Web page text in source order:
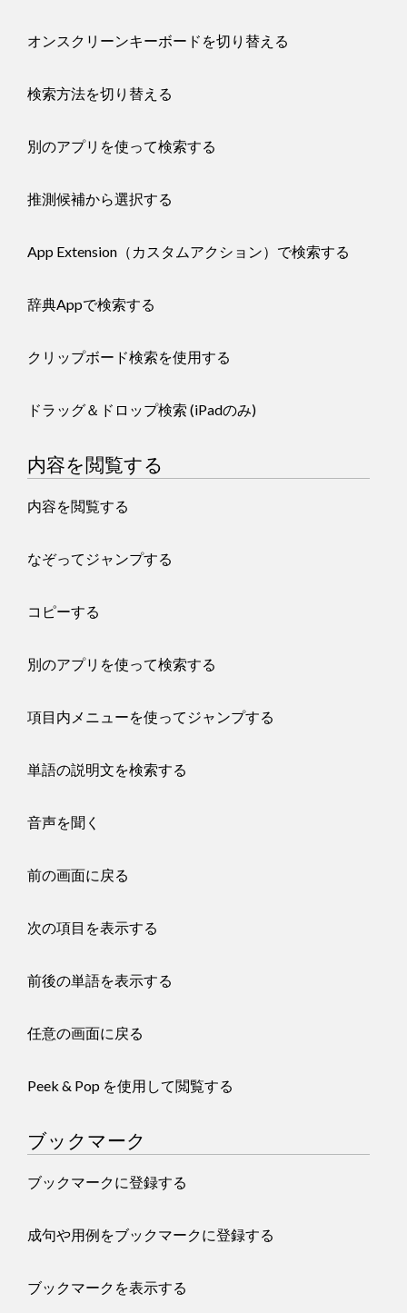
オンスクリーンキーボードを切り替える
検索方法を切り替える
別のアプリを使って検索する
推測候補から選択する
App Extension（カスタムアクション）で検索する
辞典Appで検索する
クリップボード検索を使用する
ドラッグ＆ドロップ検索 (iPadのみ)
内容を閲覧する
内容を閲覧する
なぞってジャンプする
コピーする
別のアプリを使って検索する
項目内メニューを使ってジャンプする
単語の説明文を検索する
音声を聞く
前の画面に戻る
次の項目を表示する
前後の単語を表示する
任意の画面に戻る
Peek & Pop を使用して閲覧する
ブックマーク
ブックマークに登録する
成句や用例をブックマークに登録する
ブックマークを表示する